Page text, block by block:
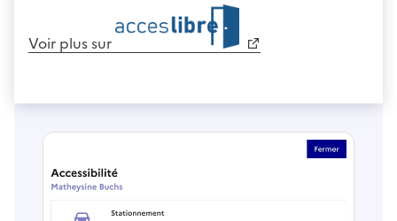
Voir plus sur